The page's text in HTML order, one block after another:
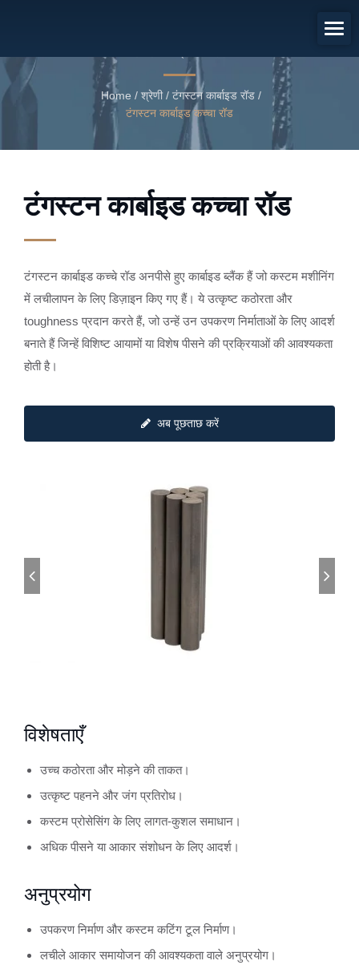
Home / श्रेणी / टंगस्टन कार्बाइड रॉड /
टंगस्टन कार्बाइड कच्चा रॉड
टंगस्टन कार्बाइड कच्चा रॉड
टंगस्टन कार्बाइड कच्चे रॉड अनपीसे हुए कार्बाइड ब्लैंक हैं जो कस्टम मशीनिंग
में लचीलापन के लिए डिज़ाइन किए गए हैं। ये उत्कृष्ट कठोरता और
toughness प्रदान करते हैं, जो उन्हें उन उपकरण निर्माताओं के लिए आदर्श
बनाते हैं जिन्हें विशिष्ट आयामों या विशेष पीसने की प्रक्रियाओं की आवश्यकता
होती है।
अब पूछताछ करें
विशेषताएँ
उच्च कठोरता और मोड़ने की ताकत।
उत्कृष्ट पहनने और जंग प्रतिरोध।
कस्टम प्रोसेसिंग के लिए लागत-कुशल समाधान।
अधिक पीसने या आकार संशोधन के लिए आदर्श।
अनुप्रयोग
उपकरण निर्माण और कस्टम कटिंग टूल निर्माण।
लचीले आकार समायोजन की आवश्यकता वाले अनुप्रयोग।